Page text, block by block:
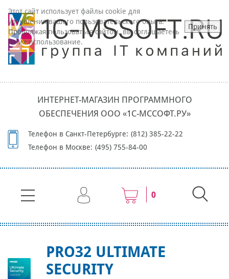
ИНТЕРНЕТ-МАГАЗИН ПРОГРАММНОГО
ОБЕСПЕЧЕНИЯ ООО «1С-МССОФТ.РУ»
Телефон в Санкт-Петербурге: (812) 385-22-22
Телефон в Москве: (495) 755-84-00
0
PRO32 ULTIMATE
SECURITY
Этот сайт использует файлы cookie для
улучшения вашего пользовательского опыта.
Продолжая пользоваться сайтом, вы соглашаетесь
на их использование.
Принять